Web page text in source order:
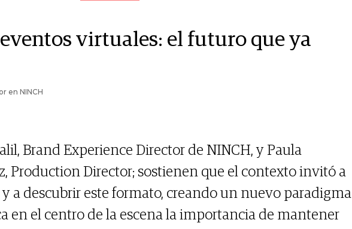
virtuales: el futuro que ya
en NINCH
Brand Experience Director de NINCH, y Paula
Production Director; sostienen que el contexto invitó a
a descubrir este formato, creando un nuevo paradigma
en el centro de la escena la importancia de mantener